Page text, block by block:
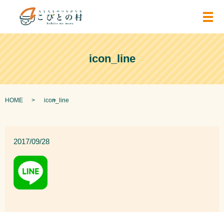
メ
icon_line
HOME icon_line
2017/09/28